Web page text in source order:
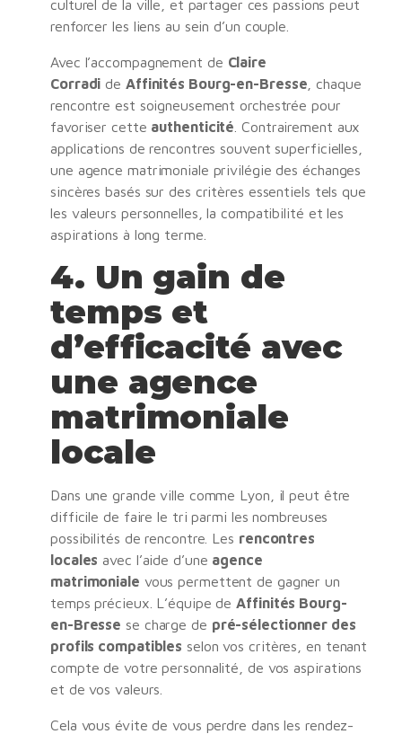
culturel de la ville, et partager ces passions peut
renforcer les liens au sein d’un couple.
Avec l’accompagnement de Claire
Corradi de Affinités Bourg-en-Bresse , chaque
rencontre est soigneusement orchestrée pour
favoriser cette authenticité . Contrairement aux
applications de rencontres souvent superficielles,
une agence matrimoniale privilégie des échanges
sincères basés sur des critères essentiels tels que
les valeurs personnelles, la compatibilité et les
aspirations à long terme.
4. Un gain de
temps et
d’efficacité avec
une agence
matrimoniale
locale
Dans une grande ville comme Lyon, il peut être
difficile de faire le tri parmi les nombreuses
possibilités de rencontre. Les rencontres
locales avec l’aide d’une agence
matrimoniale vous permettent de gagner un
temps précieux. L’équipe deAffinités Bourg-
en-Bresse se charge de pré-sélectionner des
profils compatibles selon vos critères, en tenant
compte de votre personnalité, de vos aspirations
et de vos valeurs.
Cela vous évite de vous perdre dans les rendez-